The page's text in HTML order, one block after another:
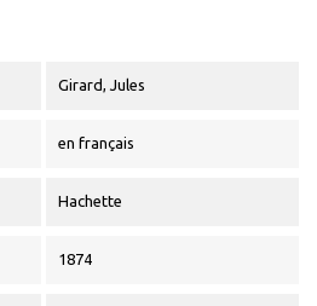
Girard, Jules
en français
Hachette
1874